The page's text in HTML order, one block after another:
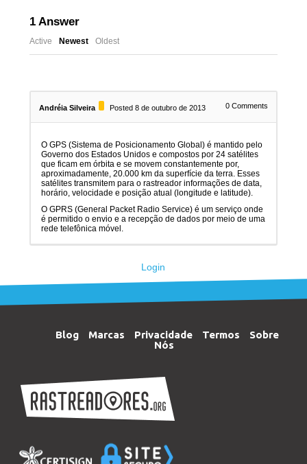
1Answer
Active Newest Oldest
Andréia Silveira Posted 8 de outubro de 2013 0 Comments
O GPS (Sistema de Posicionamento Global) é mantido pelo
Governo dos Estados Unidos e compostos por 24 satélites
que ficam em órbita e se movem constantemente por,
aproximadamente, 20.000 km da superfície da terra. Esses
satélites transmitem para o rastreador informações de data,
horário, velocidade e posição atual (longitude e latitude).
O GPRS (General Packet Radio Service) é um serviço onde
é permitido o envio e a recepção de dados por meio de uma
rede telefônica móvel.
Login
Blog Marcas Privacidade Termos
Sobre
Nós